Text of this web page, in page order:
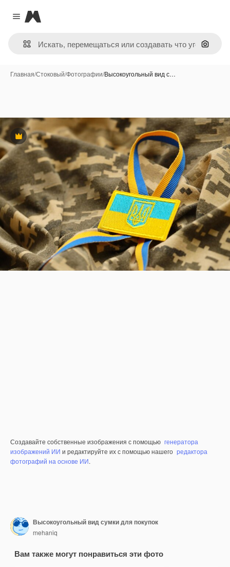
Close menu
Magnific
Поиск
Главная/Стоковый/Фотографии/Высокоугольный вид с…
Премиум
Создавайте собственные изображения с помощью генератора
изображений ИИ и редактируйте их с помощью нашего редактора
фотографий на основе ИИ.
Высокоугольный вид сумки для покупок
mehaniq
Вам также могут понравиться эти фото